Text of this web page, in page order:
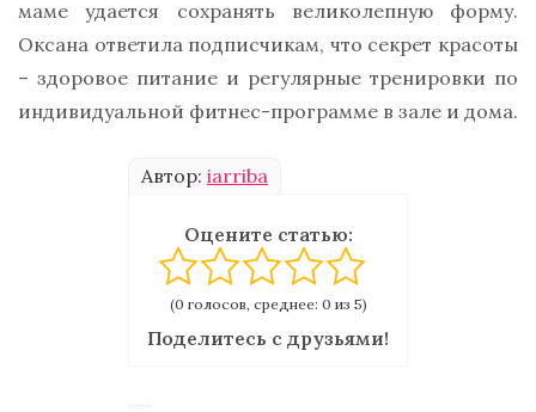
маме удается сохранять великолепную форму.
Оксана ответила подписчикам, что секрет красоты
– здоровое питание и регулярные тренировки по
индивидуальной фитнес-программе в зале и дома.
Автор: iarriba
Оцените статью:
(0 голосов, среднее: 0 из 5)
Поделитесь с друзьями!